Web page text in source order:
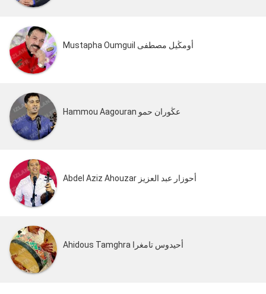
Mustapha Oumguil أومڭيل مصطفى
Hammou Aagouran عڭوران حمو
Abdel Aziz Ahouzar أحوزار عبد العزيز
Ahidous Tamghra أحيدوس تامغرا